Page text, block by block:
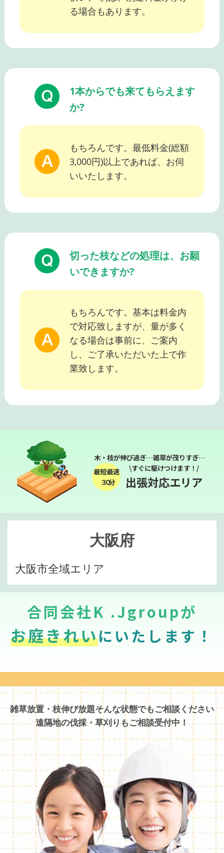
る場合もあります。
1本からでも来てもらえます
か?
もちろんです。最低料金(総額
3,000円)以上であれば、お伺
いいたします。
切った枝などの処理は、お願
いできますか?
もちろんです。基本は料金内
で対応致しますが、量が多く
なる場合は事前に、ご案内
し、ご了承いただいた上で作
業致します。
木・枝が伸び過ぎ…雑草が茂りすぎ…
最短最速
３０分
\すぐに駆けつけます！/
出張対応エリア
大阪府
大阪市全域エリア
合同会社K .Jgroupが
お庭きれいにいたします！
雑草放置・枝伸び放題そんな状態でもご相談ください
遠隔地の伐採・草刈りもご相談受付中！